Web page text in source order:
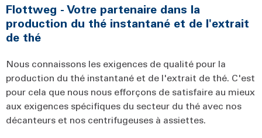
Flottweg - Votre partenaire dans la
production du thé instantané et de l'extrait
de thé
Nous connaissons les exigences de qualité pour la
production du thé instantané et de l'extrait de thé. C'est
pour cela que nous nous efforçons de satisfaire au mieux
aux exigences spécifiques du secteur du thé avec nos
décanteurs et nos centrifugeuses à assiettes.